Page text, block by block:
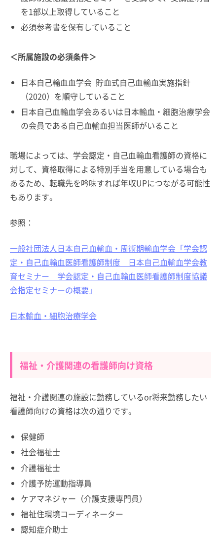
を1部以上取得していること
必須参考書を保有していること
＜所属施設の必須条件＞
日本自己輸血血学会 貯血式自己血輸血実施指針
（2020）を順守していること
日本自己血輸血学会あるいは日本輸血・細胞治療学会
の会員である自己血輸血担当医師がいること
職場によっては、学会認定・自己血輸血看護師の資格に
対して、資格取得による特別手当を用意している場合も
あるため、転職先を吟味すれば年収UPにつながる可能性
もあります。
参照：
一般社団法人日本自己血輸血・周術期輸血学会「学会認
定・自己血輸血医師看護師制度 日本自己血輸血学会教
育セミナー 学会認定・自己血輸血医師看護師制度協議
会指定セミナーの概要」
日本輸血・細胞治療学会
福祉・介護関連の看護師向け資格
福祉・介護関連の施設に勤務しているor将来勤務したい
看護師向けの資格は次の通りです。
保健師
社会福祉士
介護福祉士
介護予防運動指導員
ケアマネジャー（介護支援専門員）
福祉住環境コーディネーター
認知症介助士